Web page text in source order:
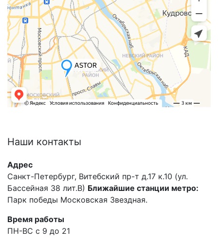
Наши контакты
Адрес
Санкт-Петербург, Витебский пр-т д.17 к.10 (ул.
Бассейная 38 лит.В) Ближайшие станции метро:
Парк победы Московская Звездная.
Время работы
ПН-ВС с 9 до 21